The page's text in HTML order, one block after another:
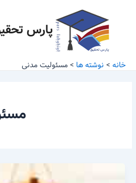
پارس
خانه نوشته ها مسئولیت مدنی